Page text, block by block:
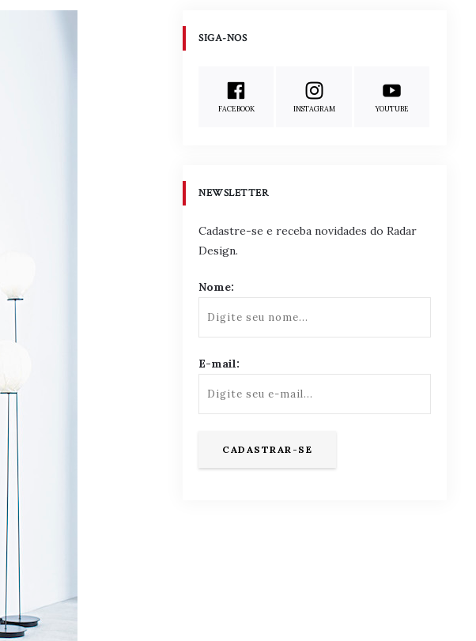
SIGA-NOS
FACEBOOK INSTAGRAM YOUTUBE
NEWSLETTER
Cadastre-se e receba novidades do Radar
Design.
Nome:
E-mail: